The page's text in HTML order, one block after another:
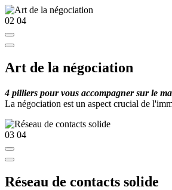
02 04
Art de la négociation
4 pilliers pour vous accompagner sur le
La négociation est un aspect crucial de
03 04
Réseau de contacts solide